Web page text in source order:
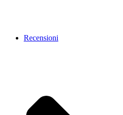
Recensioni